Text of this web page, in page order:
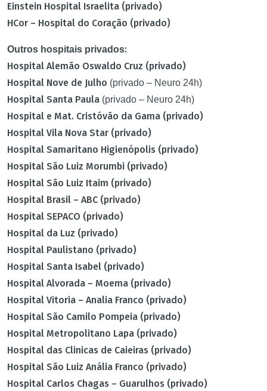
Einstein Hospital Israelita (privado)
HCor – Hospital do Coração (privado)
Outros hospitais privados:
Hospital Alemão Oswaldo Cruz (privado)
Hospital Nove de Julho (privado – Neuro 24h)
Hospital Santa Paula (privado – Neuro 24h)
Hospital e Mat. Cristóvão da Gama (privado)
Hospital Vila Nova Star (privado)
Hospital Samaritano Higienópolis (privado)
Hospital São Luiz Morumbi (privado)
Hospital São Luiz Itaim (privado)
Hospital Brasil – ABC (privado)
Hospital SEPACO (privado)
Hospital da Luz (privado)
Hospital Paulistano (privado)
Hospital Santa Isabel (privado)
Hospital Alvorada – Moema (privado)
Hospital Vitoria – Analia Franco (privado)
Hospital São Camilo Pompeia (privado)
Hospital Metropolitano Lapa (privado)
Hospital das Clinicas de Caieiras (privado)
Hospital São Luiz Anália Franco (privado)
Hospital Carlos Chagas – Guarulhos (privado)